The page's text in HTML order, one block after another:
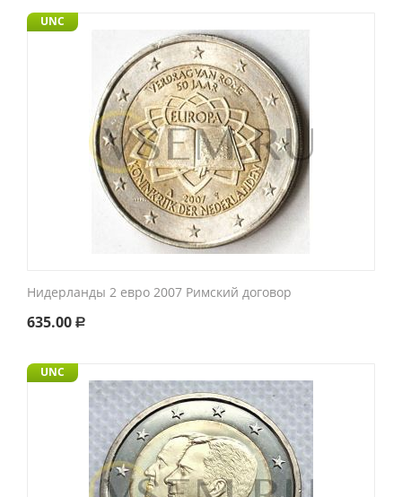
UNC
Нидерланды 2 евро 2007 Римский договор
635.00 Р
UNC